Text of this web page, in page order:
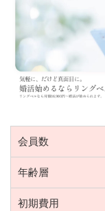
会員数
年齢層
初期費用